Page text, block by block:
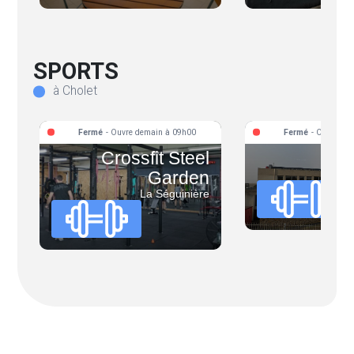
SPORTS
à Cholet
Crossfit Steel
Garden
La Séguinière
Fermé - Ouvre demain à 09h00 Fermé - Ouvre